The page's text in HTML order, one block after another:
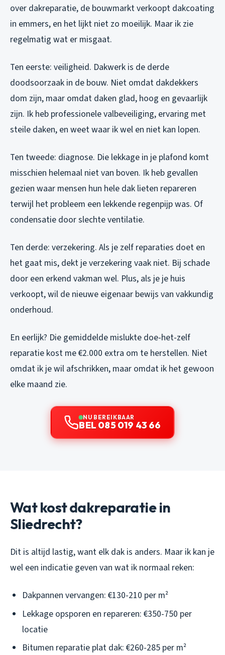
over dakreparatie, de bouwmarkt verkoopt dakcoating
in emmers, en het lijkt niet zo moeilijk. Maar ik zie
regelmatig wat er misgaat.
Ten eerste: veiligheid. Dakwerk is de derde
doodsoorzaak in de bouw. Niet omdat dakdekkers
dom zijn, maar omdat daken glad, hoog en gevaarlijk
zijn. Ik heb professionele valbeveiliging, ervaring met
steile daken, en weet waar ik wel en niet kan lopen.
Ten tweede: diagnose. Die lekkage in je plafond komt
misschien helemaal niet van boven. Ik heb gevallen
gezien waar mensen hun hele dak lieten repareren
terwijl het probleem een lekkende regenpijp was. Of
condensatie door slechte ventilatie.
Ten derde: verzekering. Als je zelf reparaties doet en
het gaat mis, dekt je verzekering vaak niet. Bij schade
door een erkend vakman wel. Plus, als je je huis
verkoopt, wil de nieuwe eigenaar bewijs van vakkundig
onderhoud.
En eerlijk? Die gemiddelde mislukte doe-het-zelf
reparatie kost me €2.000 extra om te herstellen. Niet
omdat ik je wil afschrikken, maar omdat ik het gewoon
elke maand zie.
NU BEREIKBAAR
BEL 085 019 43 66
Wat kost dakreparatie in
Sliedrecht?
Dit is altijd lastig, want elk dak is anders. Maar ik kan je
wel een indicatie geven van wat ik normaal reken:
Dakpannen vervangen: €130-210 per m²
Lekkage opsporen en repareren: €350-750 per
locatie
Bitumen reparatie plat dak: €260-285 per m²